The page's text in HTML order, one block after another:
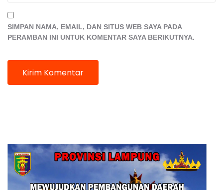
SIMPAN NAMA, EMAIL, DAN SITUS WEB SAYA PADA
PERAMBAN INI UNTUK KOMENTAR SAYA BERIKUTNYA.